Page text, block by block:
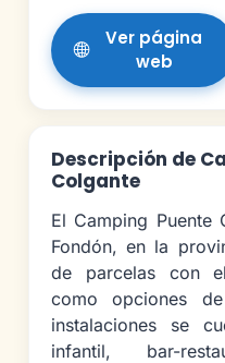
Ver página
web
Descripción de
Colgante
El Camping Puente
Fondón, en la
de parcelas con
como opciones
instalaciones se
infantil, bar-